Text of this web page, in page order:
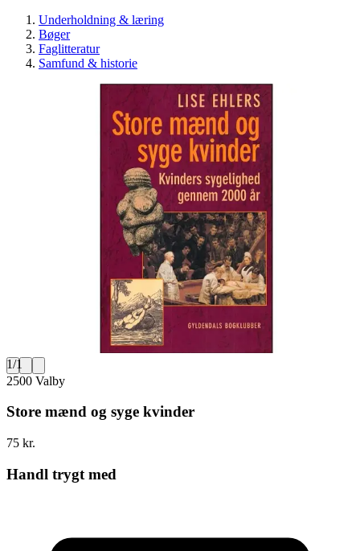
Underholdning & læring
Bøger
Faglitteratur
Samfund & historie
1/1
2500 Valby
Store mænd og syge kvinder
75 kr.
Handl trygt med